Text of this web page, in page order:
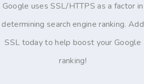
Google uses SSL/HTTPS as a factor in
determining search engine ranking. Add
SSL today to help boost your Google
ranking!